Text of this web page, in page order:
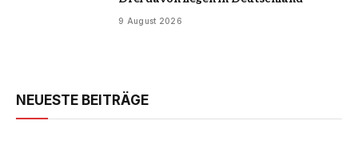
9 August 2026
NEUESTE BEITRÄGE